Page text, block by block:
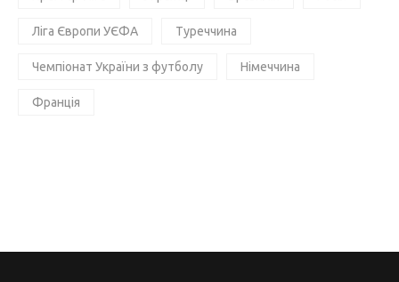
Ліга Європи УЄФА Туреччина
Чемпіонат України з футболу Німеччина
Франція